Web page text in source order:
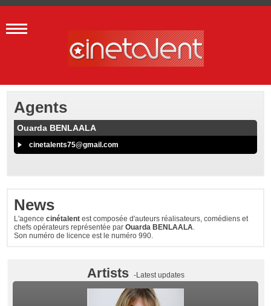
News
L'agencecinétalent est composée d'auteurs réalisateurs, comédiens et
chefs opérateurs représentée parOuarda BENLAALA.
Son numéro de licence est le numéro 990.
Agents
Ouarda BENLAALA
cinetalents75@gmail.com
Artists -Latest updates